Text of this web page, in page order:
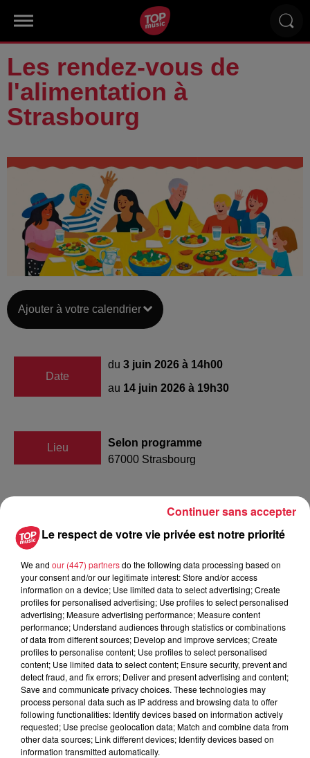
Les rendez-vous de
l'alimentation à
Strasbourg
Ajouter à votre calendrier
Date
du 3 juin 2026 à 14h00
au 14 juin 2026 à 19h30
Lieu
Selon programme
67000 Strasbourg
https://www.strasbourg.eu/rdv-
Tarif Gratuit
Les rendez-vous de l’alimentation sont le fruit d’une
aventure collective avec l’engagement de plus de 100
acteurs publics et privés, mobilisés pour faire de
l’alimentation un levier de transition et de convivialité.
Au menu de cette 5ème édition, une variété de plus de 60
animations gratuites ou à prix libre sont proposées aux
quatre coins de l’Eurométropole et adaptées à tous les âges,
Le respect de votre vie privée est notre priorité
We and our (447) partnersdo the following data processing based on
your consent and/or our legitimate interest: Store and/or access
information on a device; Use limited data to select advertising; Create
profiles for personalised advertising; Use profiles to select personalised
advertising; Measure advertising performance; Measure content
performance; Understand audiences through statistics or combinations
of data from different sources; Develop and improve services; Create
profiles to personalise content; Use profiles to select personalised
content; Use limited data to select content; Ensure security, prevent and
detect fraud, and fix errors; Deliver and present advertising and content;
Save and communicate privacy choices. These technologies may
process personal data such as IP address and browsing data to offer
following functionalities: Identify devices based on information actively
requested; Use precise geolocation data; Match and combine data from
other data sources; Link different devices; Identify devices based on
information transmitted automatically.
Continuer sans accepter